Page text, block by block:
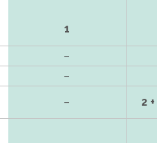
1
–
–
– 2